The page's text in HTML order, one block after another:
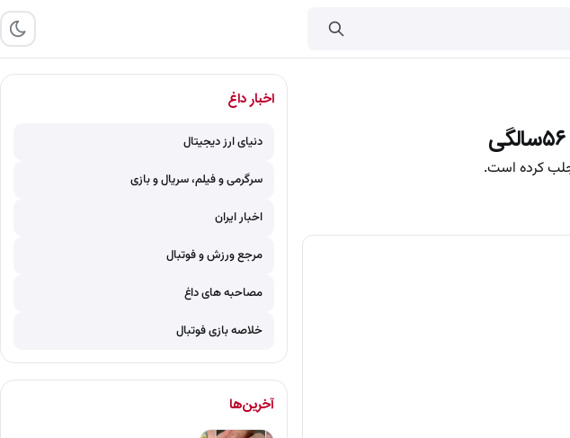
اخبار داغ
دنیای ارز دیجیتال
سرگرمی و فیلم، سریال و بازی
اخبار ایران
مرجع ورزش و فوتبال
مصاحبه های داغ
خلاصه بازی فوتبال
آخرین‌ها